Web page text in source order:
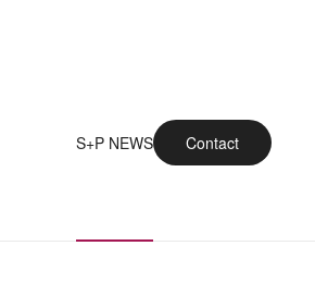
S+P NEWS Contact